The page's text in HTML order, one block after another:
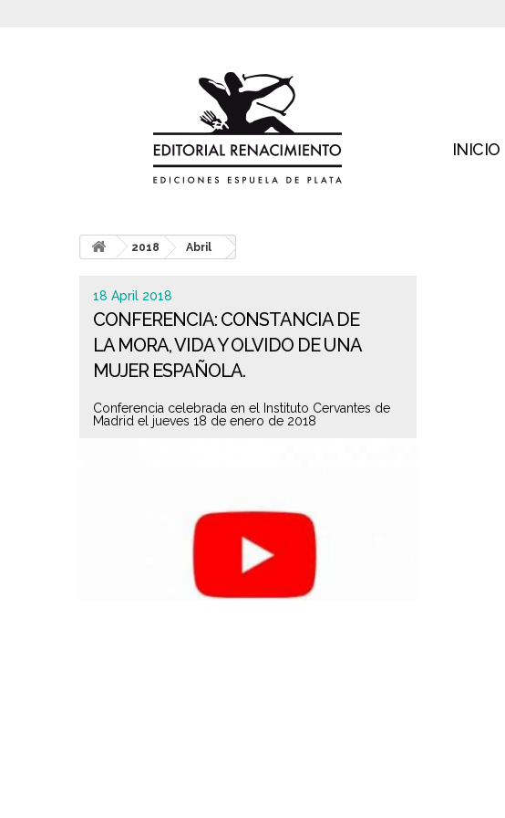
INICIO
2018 Abril
18 April 2018
CONFERENCIA: CONSTANCIA DE
LA MORA, VIDA Y OLVIDO DE UNA
MUJER ESPAÑOLA.
Conferencia celebrada en el Instituto Cervantes de
Madrid el jueves 18 de enero de 2018